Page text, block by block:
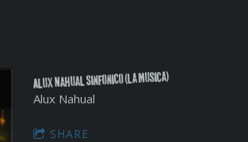
Alux Nahual Sinfonico (La Musica)
Alux Nahual
SHARE